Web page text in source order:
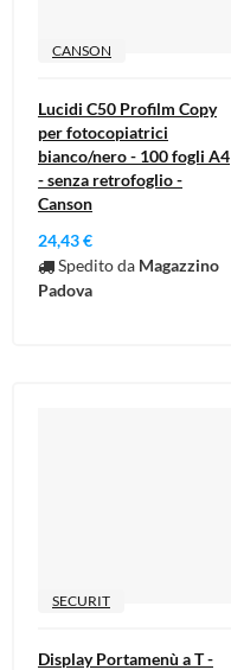
CANSON
Lucidi C50 Profilm Copy
per fotocopiatrici
bianco/nero - 100 fogli A4
- senza retrofoglio -
Canson
24,43 €
Spedito da Magazzino
Padova
SECURIT
Display Portamenù a T -